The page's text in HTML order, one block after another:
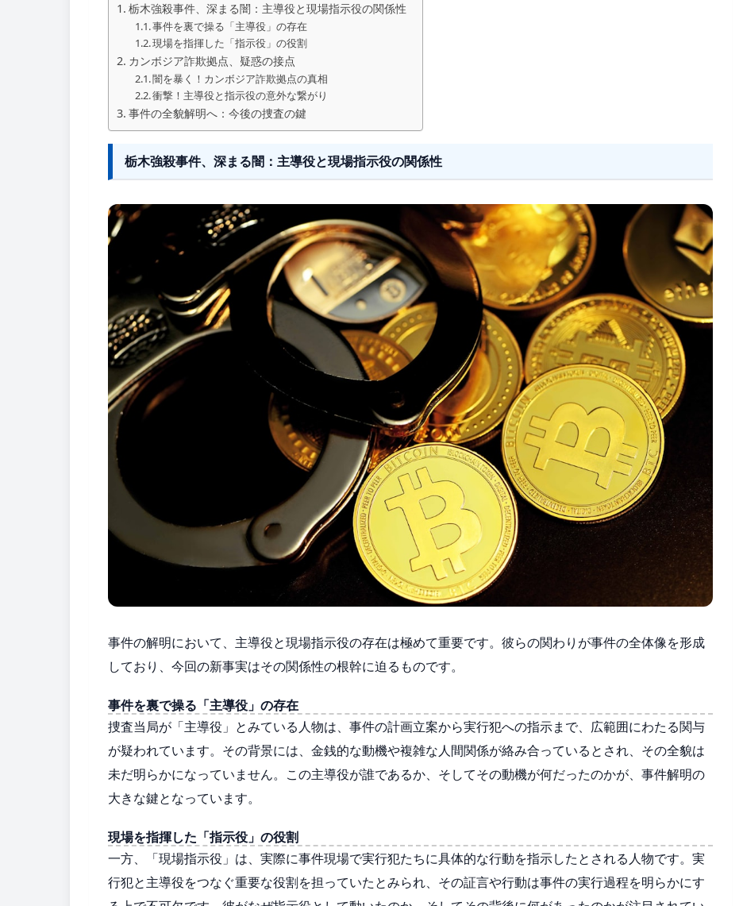
栃木強殺事件、深まる闇：主導役と現場指示役の関係性
事件を裏で操る「主導役」の存在
現場を指揮した「指示役」の役割
カンボジア詐欺拠点、疑惑の接点
闇を暴く！カンボジア詐欺拠点の真相
衝撃！主導役と指示役の意外な繋がり
事件の全貌解明へ：今後の捜査の鍵
栃木強殺事件、深まる闇：主導役と現場指示役の関係性
事件の解明において、主導役と現場指示役の存在は極めて重要です。彼らの関わりが事件の全体像を形成
しており、今回の新事実はその関係性の根幹に迫るものです。
事件を裏で操る「主導役」の存在
捜査当局が「主導役」とみている人物は、事件の計画立案から実行犯への指示まで、広範囲にわたる関与
が疑われています。その背景には、金銭的な動機や複雑な人間関係が絡み合っているとされ、その全貌は
未だ明らかになっていません。この主導役が誰であるか、そしてその動機が何だったのかが、事件解明の
大きな鍵となっています。
現場を指揮した「指示役」の役割
一方、「現場指示役」は、実際に事件現場で実行犯たちに具体的な行動を指示したとされる人物です。実
行犯と主導役をつなぐ重要な役割を担っていたとみられ、その証言や行動は事件の実行過程を明らかにす